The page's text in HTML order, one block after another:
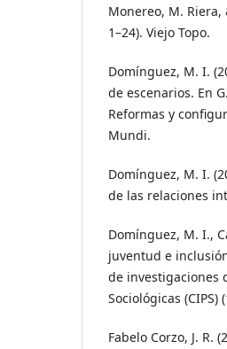
Monereo, M. Riera,
1–24). Viejo Topo.
Domínguez, M. I.
de escenarios. En
Reformas y
Mundi.
Domínguez, M. I.
de las relaciones
Domínguez, M. I.,
juventud e
de investigaciones
Sociológicas (CIPS)
Fabelo Corzo, J. R.